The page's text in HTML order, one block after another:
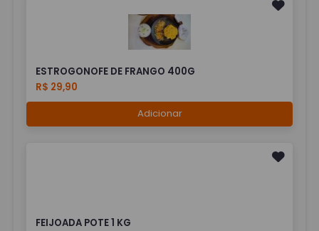
ESTROGONOFE DE FRANGO 400G
R$ 29,90
Adicionar
FEIJOADA POTE 1 KG